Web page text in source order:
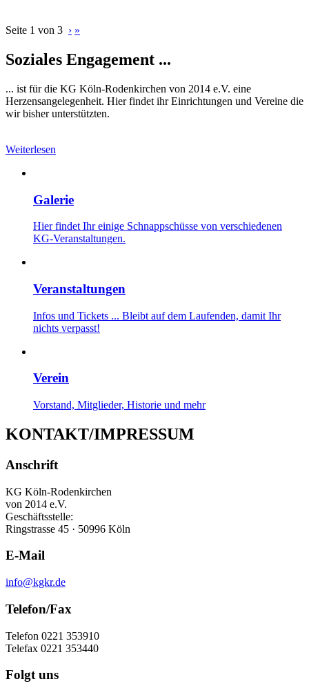
Seite 1 von 3 › »
Soziales Engagement ...
... ist für die KG Köln-Rodenkirchen von 2014 e.V. eine
Herzensangelegenheit. Hier findet ihr Einrichtungen und Vereine die
wir bisher unterstützten.
Weiterlesen
Galerie
Hier findet Ihr einige Schnappschüsse von verschiedenen
KG-Veranstaltungen.
Veranstaltungen
Infos und Tickets ... Bleibt auf dem Laufenden, damit Ihr
nichts verpasst!
Verein
Vorstand, Mitglieder, Historie und mehr
KONTAKT/IMPRESSUM
Anschrift
KG Köln-Rodenkirchen
von 2014 e.V.
Geschäftsstelle:
Ringstrasse 45 · 50996 Köln
E-Mail
info@kgkr.de
Telefon/Fax
Telefon 0221 353910
Telefax 0221 353440
Folgt uns